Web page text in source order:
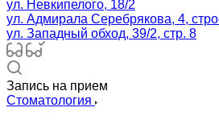
ул. Невкипелого, 18/2
ул. Адмирала Серебрякова, 4,
ул. Западный обход, 39/2, стр. 8
Запись на прием
Стоматология